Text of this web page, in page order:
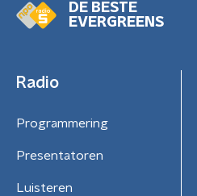
DE BESTE
EVERGREENS
Radio
Programmering
Presentatoren
Luisteren